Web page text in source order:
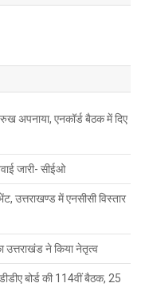
अपनाया, एनकॉर्ड बैठक में दिए
जारी- सीईओ
उत्तराखण्ड में एनसीसी विस्तार
ने किया नेतृत्व
बोर्ड की 114वीं बैठक, 25